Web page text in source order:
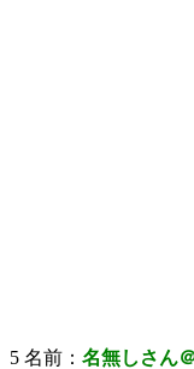
5 名前： 名無しさん